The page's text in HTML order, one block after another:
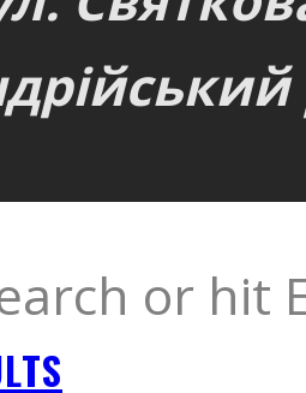
or hit